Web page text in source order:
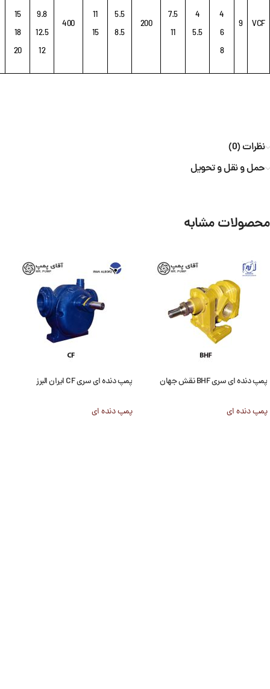
VCF
9
4
6
8
4
5.5
7.5
11
200
5.5
8.5
11
15
400
9.8
12.5
12
15
18
20
نظرات (0)
حمل و نقل و تحویل
محصولات مشابه
پمپ دنده ای سری BHF نقش جهان
پمپ دنده ای
پمپ دنده ای سری CF ایران البرز
پمپ دنده ای